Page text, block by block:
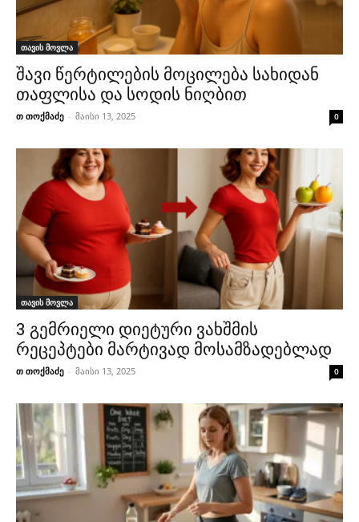
თავის მოვლა
შავი წერტილების მოცილება სახიდან
თაფლისა და სოდის ნიღბით
თ თოქმაძე - მაისი 13, 2025 0
თავის მოვლა
3 გემრიელი დიეტური ვახშმის
რეცეპტები მარტივად მოსამზადებლად
თ თოქმაძე - მაისი 13, 2025 0